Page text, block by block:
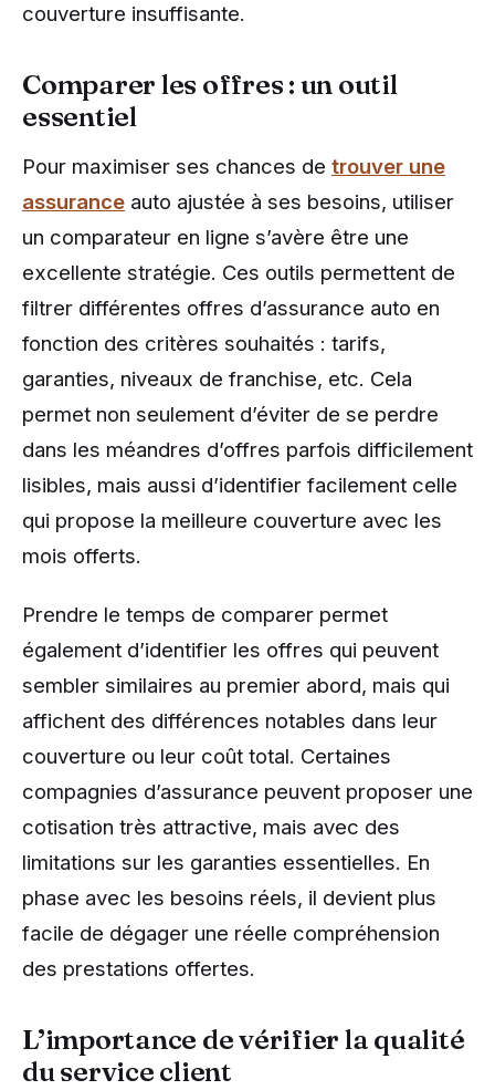
couverture insuffisante.
Comparer les offres : un outil
essentiel
Pour maximiser ses chances de trouver une
assurance auto ajustée à ses besoins, utiliser
un comparateur en ligne s’avère être une
excellente stratégie. Ces outils permettent de
filtrer différentes offres d’assurance auto en
fonction des critères souhaités : tarifs,
garanties, niveaux de franchise, etc. Cela
permet non seulement d’éviter de se perdre
dans les méandres d’offres parfois difficilement
lisibles, mais aussi d’identifier facilement celle
qui propose la meilleure couverture avec les
mois offerts.
Prendre le temps de comparer permet
également d’identifier les offres qui peuvent
sembler similaires au premier abord, mais qui
affichent des différences notables dans leur
couverture ou leur coût total. Certaines
compagnies d’assurance peuvent proposer une
cotisation très attractive, mais avec des
limitations sur les garanties essentielles. En
phase avec les besoins réels, il devient plus
facile de dégager une réelle compréhension
des prestations offertes.
L’importance de vérifier la qualité
du service client